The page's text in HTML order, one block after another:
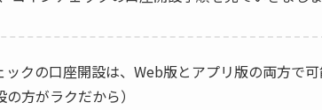
ックの口座開設は、Web版とアプリ版の両方で可
の方がラクだから）